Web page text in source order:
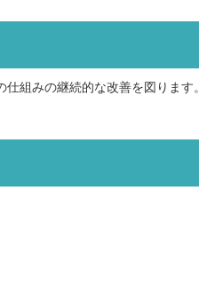
組みの継続的な改善を図ります。